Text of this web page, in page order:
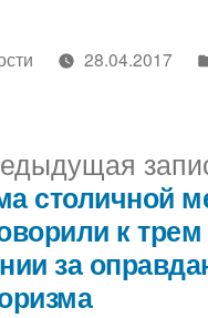
28.04.2017
столичной
к
за